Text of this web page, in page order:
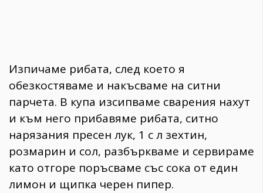
Изпичаме рибата, след което я
обезкостяваме и накъсваме на ситни
парчета. В купа изсипваме сварения нахут
и към него прибавяме рибата, ситно
нарязания пресен лук, 1 с л зехтин,
розмарин и сол, разбъркваме и сервираме
като отгоре поръсваме със сока от един
лимон и щипка черен пипер.